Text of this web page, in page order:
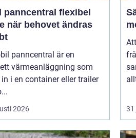
flexibel
när behovet ändras
panncentral är en
värmeanläggning som
i en container eller trailer
2026 31